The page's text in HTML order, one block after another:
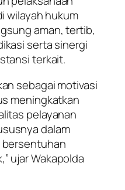
wilayah hukum
aman, tertib,
serta sinergi
terkait.
sebagai motivasi
meningkatkan
pelayanan
dalam
bersentuhan
ujar Wakapolda